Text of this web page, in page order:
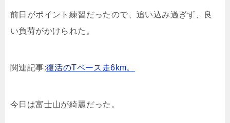
前日がポイント練習だったので、追い込み過ぎず、良
い負荷がかけられた。
関連記事:復活のTペース走6km。
今日は富士山が綺麗だった。